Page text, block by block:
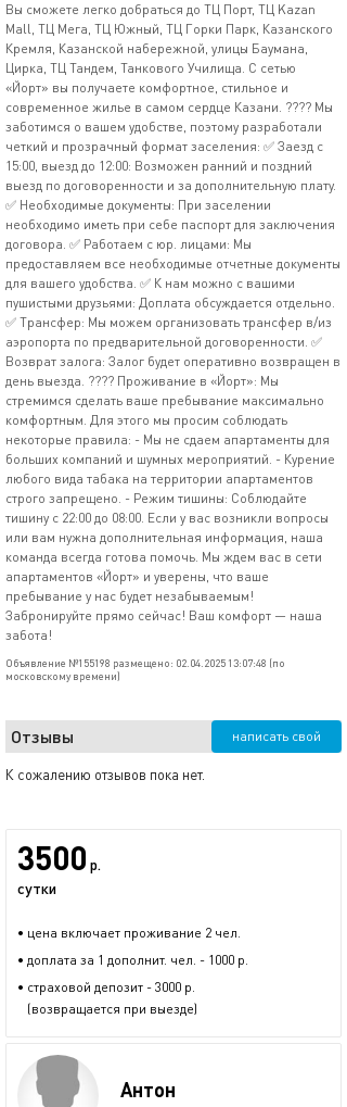
Вы сможете легко добраться до ТЦ Порт, ТЦ Kazan
Mall, ТЦ Мега, ТЦ Южный, ТЦ Горки Парк, Казанского
Кремля, Казанской набережной, улицы Баумана,
Цирка, ТЦ Тандем, Танкового Училища. С сетью
«Йорт» вы получаете комфортное, стильное и
современное жилье в самом сердце Казани. ???? Мы
заботимся о вашем удобстве, поэтому разработали
четкий и прозрачный формат заселения: ✅ Заезд с
15:00, выезд до 12:00: Возможен ранний и поздний
выезд по договоренности и за дополнительную плату.
✅ Необходимые документы: При заселении
необходимо иметь при себе паспорт для заключения
договора. ✅ Работаем с юр. лицами: Мы
предоставляем все необходимые отчетные документы
для вашего удобства. ✅ К нам можно с вашими
пушистыми друзьями: Доплата обсуждается отдельно.
✅ Трансфер: Мы можем организовать трансфер в/из
аэропорта по предварительной договоренности. ✅
Возврат залога: Залог будет оперативно возвращен в
день выезда. ???? Проживание в «Йорт»: Мы
стремимся сделать ваше пребывание максимально
комфортным. Для этого мы просим соблюдать
некоторые правила: - Мы не сдаем апартаменты для
больших компаний и шумных мероприятий. - Курение
любого вида табака на территории апартаментов
строго запрещено. - Режим тишины: Соблюдайте
тишину с 22:00 до 08:00. Если у вас возникли вопросы
или вам нужна дополнительная информация, наша
команда всегда готова помочь. Мы ждем вас в сети
апартаментов «Йорт» и уверены, что ваше
пребывание у нас будет незабываемым!
Забронируйте прямо сейчас! Ваш комфорт — наша
забота!
Объявление №155198 размещено: 02.04.2025 13:07:48 (по
московскому времени)
Отзывы написать свой
К сожалению отзывов пока нет.
3500 р.
сутки
• цена включает проживание 2 чел.
• доплата за 1 дополнит. чел. - 1000 р.
• страховой депозит - 3000 р.
(возвращается при выезде)
Антон